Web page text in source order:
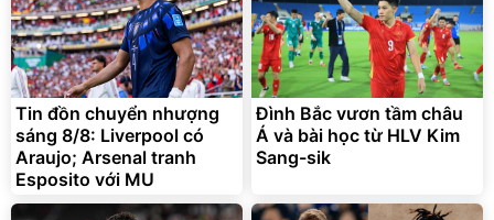
Tin đồn chuyển nhượng
sáng 8/8: Liverpool có
Araujo; Arsenal tranh
Esposito với MU
Đình Bắc vươn tầm châu
Á và bài học từ HLV Kim
Sang-sik